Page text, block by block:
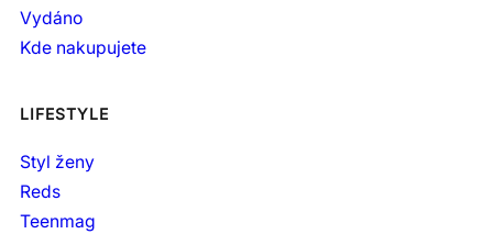
Vydáno
Kde nakupujete
LIFESTYLE
Styl ženy
Reds
Teenmag